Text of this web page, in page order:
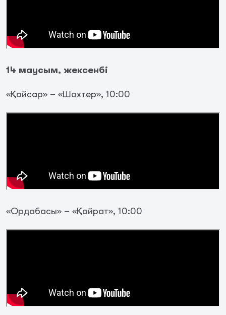
14 маусым, жексенбі
«Қайсар» – «Шахтер», 10:00
«Ордабасы» – «Қайрат», 10:00